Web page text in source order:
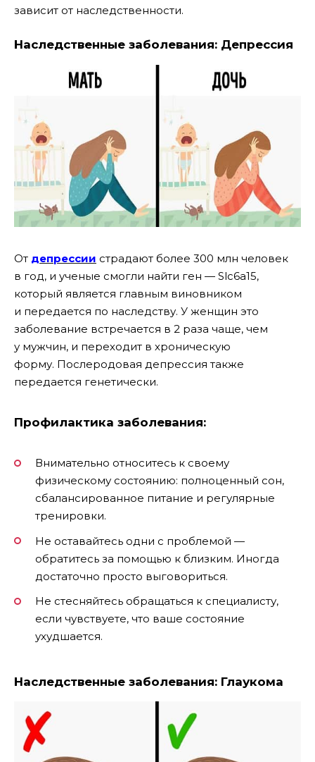
зависит от наследственности.
Наследственные заболевания: Депрессия
От депрессии страдают более 300 млн человек
в год, и ученые смогли найти ген — Slc6a15,
который является главным виновником
и передается по наследству. У женщин это
заболевание встречается в 2 раза чаще, чем
у мужчин, и переходит в хроническую
форму. Послеродовая депрессия также
передается генетически.
Профилактика заболевания:
Внимательно относитесь к своему
физическому состоянию: полноценный сон,
сбалансированное питание и регулярные
тренировки.
Не оставайтесь одни с проблемой —
обратитесь за помощью к близким. Иногда
достаточно просто выговориться.
Не стесняйтесь обращаться к специалисту,
если чувствуете, что ваше состояние
ухудшается.
Наследственные заболевания: Глаукома